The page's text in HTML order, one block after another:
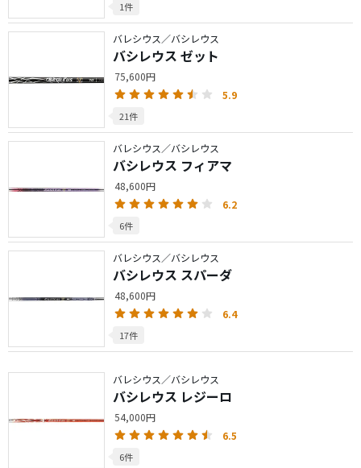
1件
バレシウス／バシレウス
バシレウス ゼット
75,600円
5.9
21件
バレシウス／バシレウス
バシレウス フィアマ
48,600円
6.2
6件
バレシウス／バシレウス
バシレウス スパーダ
48,600円
6.4
17件
バレシウス／バシレウス
バシレウス レジーロ
54,000円
6.5
6件